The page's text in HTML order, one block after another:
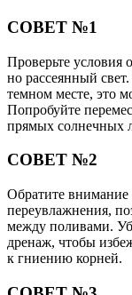
СОВЕТ №1
Проверьте условия
но рассеянный
темном месте, это
Попробуйте
прямых солнечных
СОВЕТ №2
Обратите
переувлажнения,
между поливами.
дренаж, чтобы
к гниению корней.